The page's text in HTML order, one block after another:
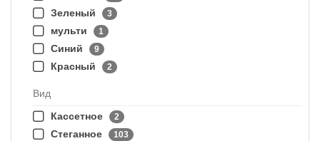
Зеленый 3
мульти 1
Синий 9
Красный 2
Вид
Кассетное
2
Стеганное 103